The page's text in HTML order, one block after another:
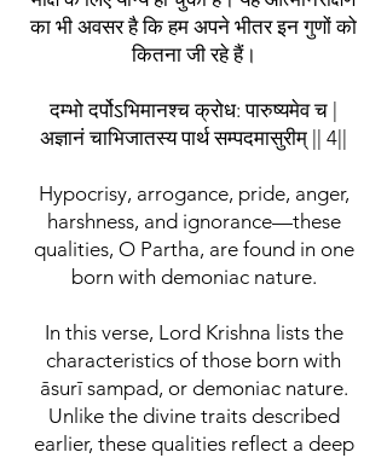
का भी अवसर है कि हम अपने भीतर इन गुणों को
कितना जी रहे हैं।
दम्भो दर्पोऽभिमानश्च क्रोध: पारुष्यमेव च |
अज्ञानं चाभिजातस्य पार्थ सम्पदमासुरीम् || 4||
Hypocrisy, arrogance, pride, anger,
harshness, and ignorance—these
qualities, O Partha, are found in one
born with demoniac nature.
In this verse, Lord Krishna lists the
characteristics of those born with
āsurī sampad, or demoniac nature.
Unlike the divine traits described
earlier, these qualities reflect a deep